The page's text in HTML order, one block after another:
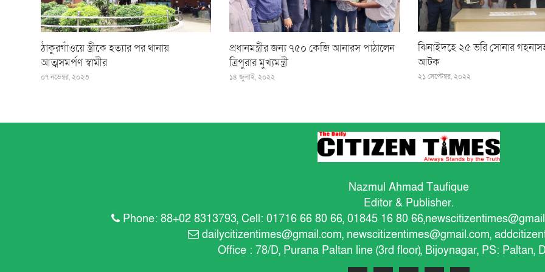
ঠাকুরগাঁওয়ে স্ত্রীকে হত্যার পর থানায়
আত্মসমর্পণ স্বামীর
০৭ নভেম্বর, ২০২৩
প্রধানমন্ত্রীর জন্য ৭৫০ কেজি আনারস পাঠালেন
ত্রিপুরার মুখ্যমন্ত্রী
১৪ জুলাই, ২০২২
ঝিনাইদহে ২৫ ভরি সোনার
আটক
২১ সেপ্টেম্বর, ২০২২
Nazmul Ahmad Taufique
Editor & Publisher.
Phone: 88+02 8313793, Cell: 01716 66 80 66, 01845 16 80 66,
dailycitizentimes@gmail.com, newscitizentimes@gmail.com,
Office : 78/D, Purana Paltan line (3rd floor), Bijoynagar, PS: Paltan,